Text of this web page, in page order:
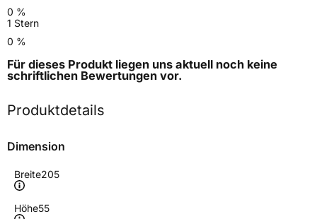
0 %
1 Stern
0 %
Für dieses Produkt liegen uns aktuell noch keine
schriftlichen Bewertungen vor.
Produktdetails
Dimension
Breite205
Höhe55